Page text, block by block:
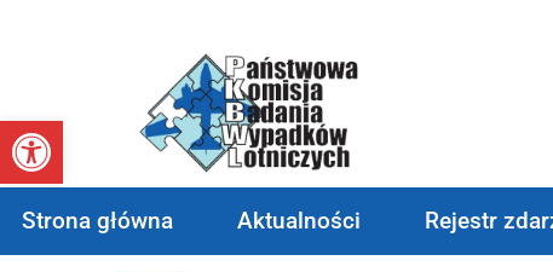
Otwórz pasek narzędzi
Strona główna Aktualności Rejestr